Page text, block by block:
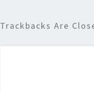
Trackbacks Are